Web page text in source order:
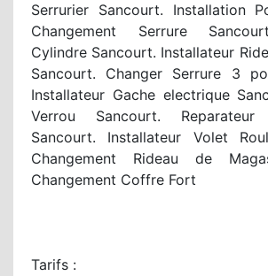
Serrurier Sancourt. Installation
Changement Serrure
Cylindre Sancourt. Installateur
Sancourt. Changer Serrure 3
Installateur Gache electrique
Verrou Sancourt.
Sancourt. Installateur Volet
Changement Rideau de
Changement Coffre Fort
Tarifs :